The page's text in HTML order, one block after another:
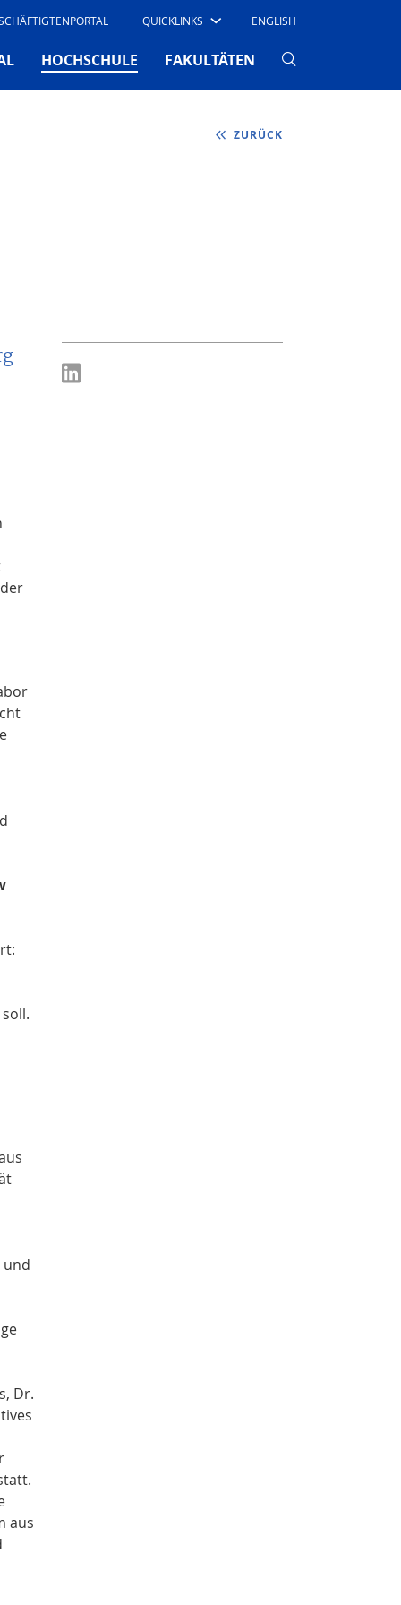
QUICKLINKS ENGLISH
HOCHSCHULE (CURRENT)
FAKULTÄTEN
ZURÜCK
und
Dr.
aus